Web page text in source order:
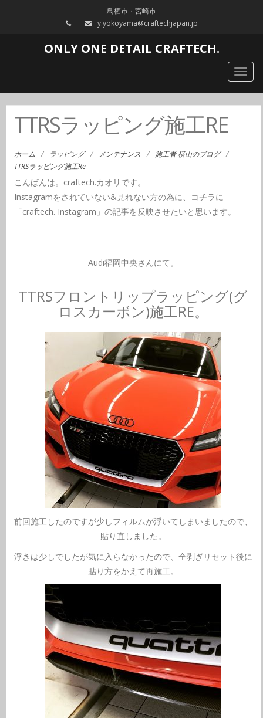
鳥栖市・宮崎市
y.yokoyama@craftechjapan.jp
ONLY ONE DETAIL CRAFTECH.
TTRSラッピング施工RE
ホーム / ラッピング / メンテナンス / 施工者 横山のブログ /
TTRSラッピング施工Re
こんばんは。craftech.カオリです。
Instagramをされていない&見れない方の為に、コチラに
「craftech. Instagram」の記事を反映させたいと思います。
Audi福岡中央さんにて。
TTRSフロントリップラッピング(グ
ロスカーボン)施工RE。
前回施工したのですが少しフィルムが浮いてしまいましたので、
貼り直しました。
浮きは少しでしたが気に入らなかったので、全剥ぎリセット後に
貼り方をかえて再施工。